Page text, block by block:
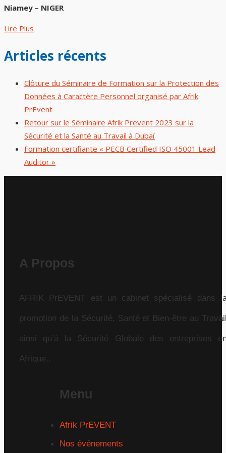
Niamey – NIGER
Lire Plus
Articles récents
Clôture du Séminaire de Formation sur la Protection des
Données à Caractère Personnel organisé par Afrik
PrEvent
Retour sur le Séminaire Afrik Prevent 2023 sur la
Sécurité et la Santé au Travail à Dubaï
Formation certifiante « PECB Certified ISO 45001 Lead
Auditor »
A Propos
AFRIK PrEVENT est un cabinet spécialisé dans
promotion de la Sécurité, Santé et Bien-être au
ainsi qu’à la Sécurité Globale des entreprises
Afrique..
Menu
Afrik PrEVENT
Nos événements